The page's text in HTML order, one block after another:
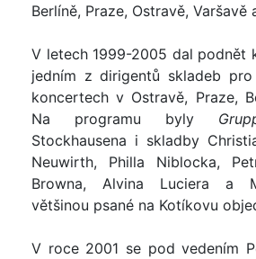
Berlíně, Praze, Ostravě, Varšavě
V letech 1999-2005 dal podnět
jedním z dirigentů skladeb
koncertech v Ostravě, Praze,
Na programu byly
Stockhausena i skladby
Neuwirth, Philla Niblocka,
Browna, Alvina Luciera a
většinou psané na Kotíkovu
V roce 2001 se pod vedením